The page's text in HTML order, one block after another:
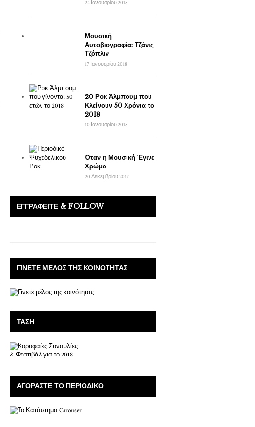
24 Ιανουαρίου 2018
Μουσική
Αυτοβιογραφία: Τζάνις
Τζόπλιν
17 Ιανουαρίου 2018
20 Ροκ Άλμπουμ που
Κλείνουν 50 Χρόνια το
2018
10 Ιανουαρίου 2018
Όταν η Μουσική Έγινε
Χρώμα
20 Δεκεμβρίου 2017
ΕΓΓΡΑΦΕΊΤΕ & FOLLOW
ΓΊΝΕΤΕ ΜΈΛΟΣ ΤΗΣ ΚΟΙΝΌΤΗΤΑΣ
ΤΆΣΗ
ΑΓΟΡΆΣΤΕ ΤΟ ΠΕΡΙΟΔΙΚΌ